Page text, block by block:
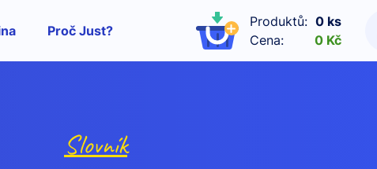
Proč Just?
Produktů: 0 ks
Cena:
0 Kč
Slovník